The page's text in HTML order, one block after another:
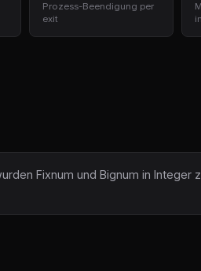
Prozess-Beendigung per
exit
Fixnum und Bignum in